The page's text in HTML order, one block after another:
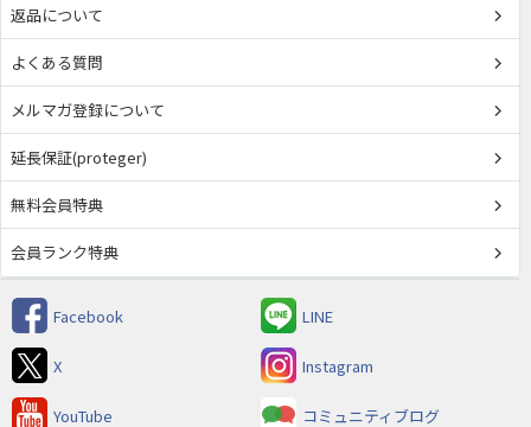
返品について
よくある質問
メルマガ登録について
延長保証(proteger)
無料会員特典
会員ランク特典
Facebook LINE
X Instagram
YouTube コミュニティブログ